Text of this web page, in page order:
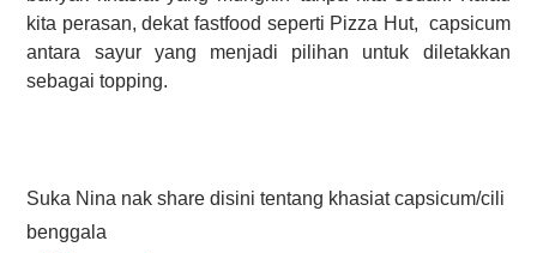
kita perasan, dekat fastfood seperti Pizza Hut, capsicum
antara sayur yang menjadi pilihan untuk diletakkan
sebagai topping.
Suka Nina nak share disini tentang khasiat capsicum/cili
benggala